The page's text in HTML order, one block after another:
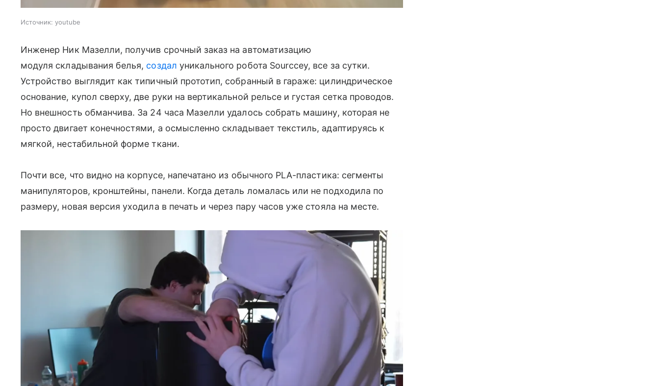
Источник: youtube
Инженер Ник Мазелли, получив срочный заказ на автоматизацию
модуля складывания белья, создал уникального робота Sourccey, все за сутки.
Устройство выглядит как типичный прототип, собранный в гараже: цилиндрическое
основание, купол сверху, две руки на вертикальной рельсе и густая сетка проводов.
Но внешность обманчива. За 24 часа Мазелли удалось собрать машину, которая не
просто двигает конечностями, а осмысленно складывает текстиль, адаптируясь к
мягкой, нестабильной форме ткани.
Почти все, что видно на корпусе, напечатано из обычного PLA-пластика: сегменты
манипуляторов, кронштейны, панели. Когда деталь ломалась или не подходила по
размеру, новая версия уходила в печать и через пару часов уже стояла на месте.